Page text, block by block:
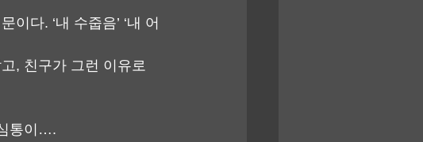
다. ‘내 수줍음’ ‘내 어
, 친구가 그런 이유로
통이….